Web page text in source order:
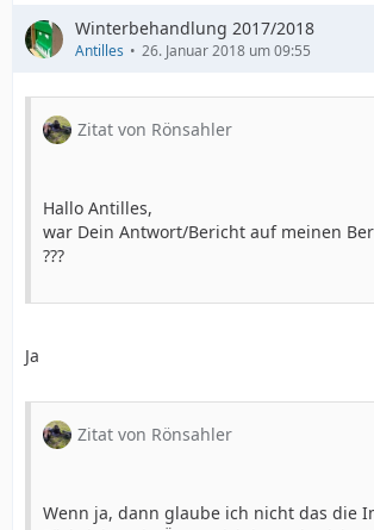
Winterbehandlung 2017/2018
Antilles 26. Januar 2018 um 09:55
Zitat von Rönsahler
Hallo Antilles,
war Dein Antwort/Bericht auf meinen
???
Ja
Zitat von Rönsahler
Wenn ja, dann glaube ich nicht das die